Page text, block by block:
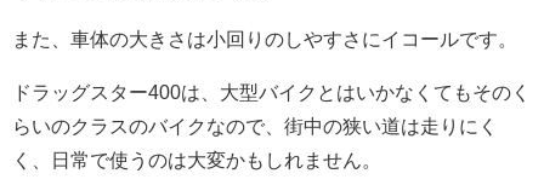
また、車体の大きさは小回りのしやすさにイコールです。
ドラッグスター400は、大型バイクとはいかなくてもそのく
らいのクラスのバイクなので、街中の狭い道は走りにく
く、日常で使うのは大変かもしれません。